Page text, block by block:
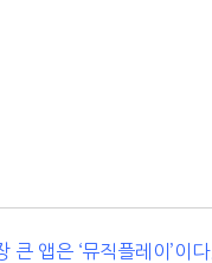
앱은 ‘뮤직플레이’이다.